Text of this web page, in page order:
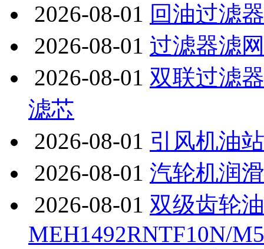
2026-08-01 回油过滤
2026-08-01 过滤器滤网
2026-08-01 双联过滤
滤芯
2026-08-01 引风机油
2026-08-01 汽轮机润
2026-08-01 双级齿轮
MEH1492RNTF10N/